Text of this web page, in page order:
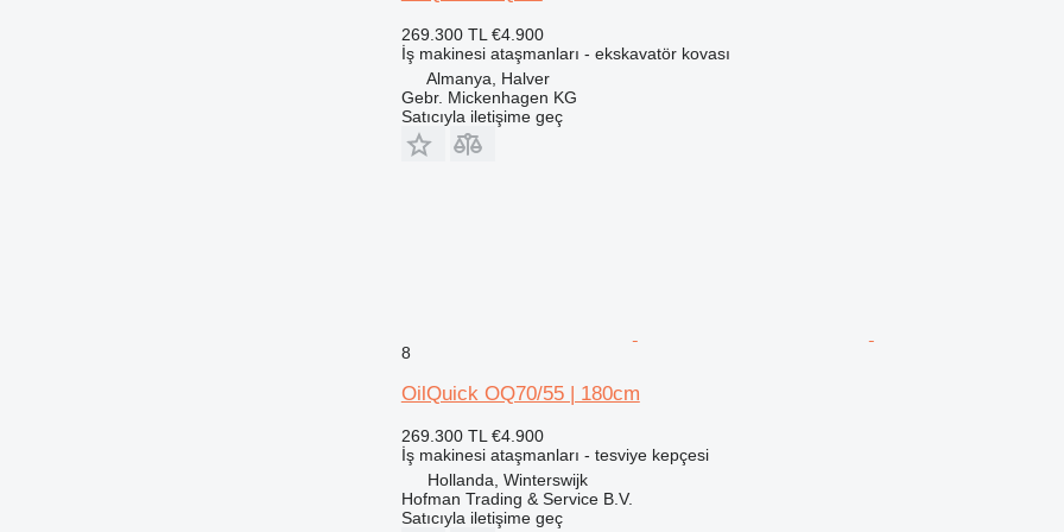
269.300 TL €4.900
İş makinesi ataşmanları - ekskavatör kovası
Almanya, Halver
Gebr. Mickenhagen KG
Satıcıyla iletişime geç
8
OilQuick OQ70/55 | 180cm
269.300 TL €4.900
İş makinesi ataşmanları - tesviye kepçesi
Hollanda, Winterswijk
Hofman Trading & Service B.V.
Satıcıyla iletişime geç